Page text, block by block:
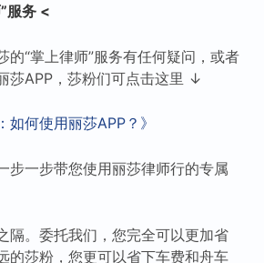
服务 <
的“掌上律师”服务有任何疑问，或者
莎APP，莎粉们可点击这里 ↓
如何使用丽莎APP？》
步一步带您使用丽莎律师行的专属
隔。委托我们，您完全可以更加省
的莎粉，您更可以省下车费和舟车